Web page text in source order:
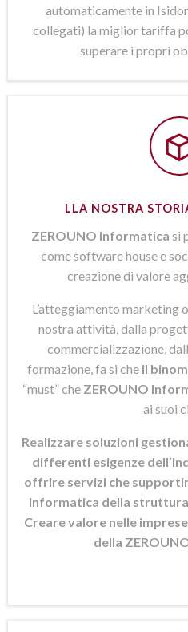
automaticamente in
collegati) la miglior tariffa
superare i propri
LLA NOSTRA
ZEROUNO Informatica si
come software house e
creazione di valore
L’atteggiamento marketing
nostra attività, dalla
commercializzazione,
formazione, fa si che il
“must” che ZEROUNO
ai suoi
Realizzare soluzioni
differenti esigenze
offrire servizi che
informatica della
Creare valore nelle
della